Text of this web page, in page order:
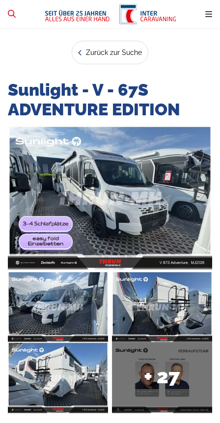
Zurück zur Suche
Sunlight - V - 67S
ADVENTURE EDITION
+ 27